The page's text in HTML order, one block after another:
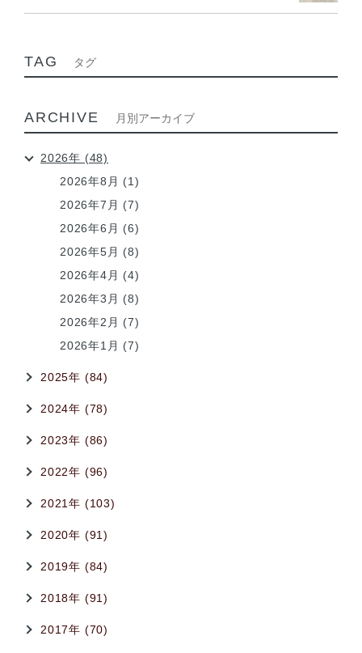
TAG タグ
ARCHIVE 月別アーカイブ
2026年 (48)
2026年8月 (1)
2026年7月 (7)
2026年6月 (6)
2026年5月 (8)
2026年4月 (4)
2026年3月 (8)
2026年2月 (7)
2026年1月 (7)
2025年 (84)
2024年 (78)
2023年 (86)
2022年 (96)
2021年 (103)
2020年 (91)
2019年 (84)
2018年 (91)
2017年 (70)